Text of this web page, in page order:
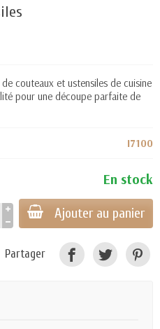
couteaux et ustensiles de cuisine
pour une découpe parfaite de
I7100
En stock
Ajouter au panier
Partager